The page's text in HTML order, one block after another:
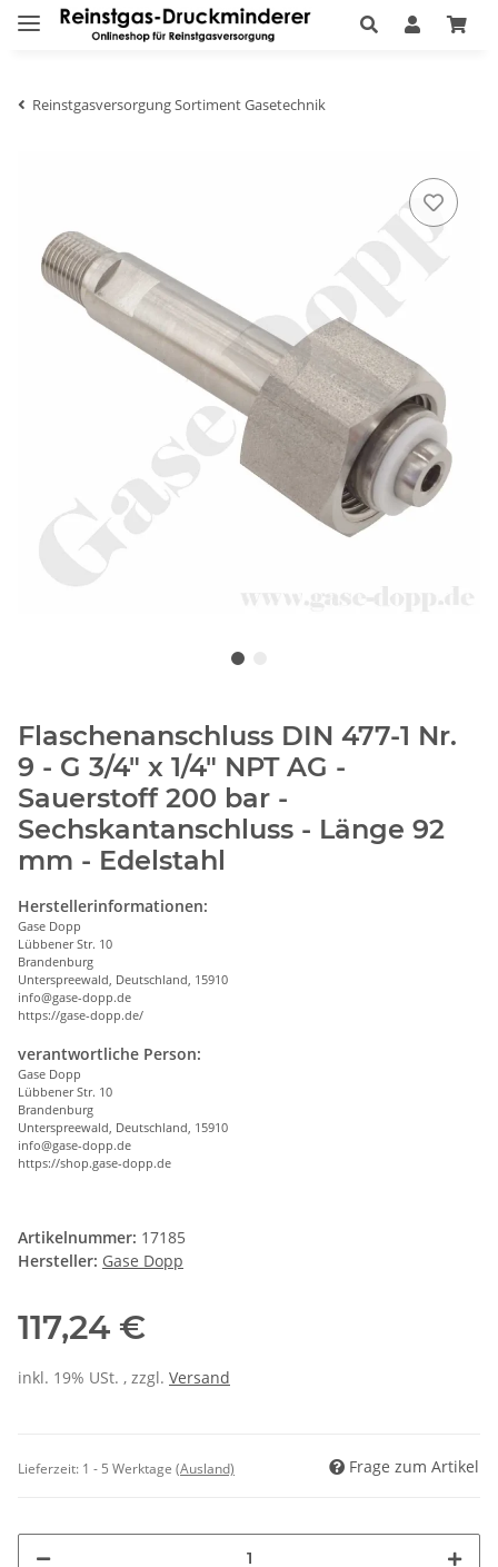
Reinstgasversorgung Sortiment Gasetechnik
Flaschenanschluss DIN 477-1 Nr.
9 - G 3/4" x 1/4" NPT AG -
Sauerstoff 200 bar -
Sechskantanschluss - Länge 92
mm - Edelstahl
Herstellerinformationen:
Gase Dopp
Lübbener Str. 10
Brandenburg
Unterspreewald, Deutschland, 15910
info@gase-dopp.de
https://gase-dopp.de/
verantwortliche Person:
Gase Dopp
Lübbener Str. 10
Brandenburg
Unterspreewald, Deutschland, 15910
info@gase-dopp.de
https://shop.gase-dopp.de
Artikelnummer: 17185
Hersteller: Gase Dopp
117,24 €
inkl. 19% USt. , zzgl. Versand
Lieferzeit: 1 - 5 Werktage (Ausland) Frage zum Artikel